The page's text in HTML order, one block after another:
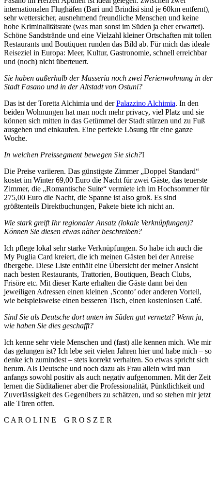
internationalen Flughäfen (Bari und Brindisi sind je 60km entfernt),
sehr wettersicher, ausnehmend freundliche Menschen und keine
hohe Kriminalitätsrate (was man sonst im Süden ja eher erwartet).
Schöne Sandstrände und eine Vielzahl kleiner Ortschaften mit tollen
Restaurants und Boutiquen runden das Bild ab. Für mich das ideale
Reiseziel in Europa: Meer, Kultur, Gastronomie, schnell erreichbar
und (noch) nicht überteuert.
Sie haben außerhalb der Masseria noch zwei Ferienwohnung in der
Stadt Fasano und in der Altstadt von Ostuni?
Das ist der Toretta Alchimia und derPalazzino Alchimia. In den
beiden Wohnungen hat man noch mehr privacy, viel Platz und sie
können sich mitten in das Getümmel der Stadt stürzen und zu Fuß
ausgehen und einkaufen. Eine perfekte Lösung für eine ganze
Woche.
In welchen Preissegment bewegen Sie sich?I
Die Preise variieren. Das günstigste Zimmer „Doppel Standard“
kostet im Winter 69,00 Euro die Nacht für zwei Gäste, das teuerste
Zimmer, die „Romantische Suite“ vermiete ich im Hochsommer für
275,00 Euro die Nacht, die Spanne ist also groß. Es sind
größtenteils Direktbuchungen, Pakete biete ich nicht an.
Wie stark greift Ihr regionaler Ansatz (lokale Verknüpfungen)?
Können Sie diesen etwas näher beschreiben?
Ich pflege lokal sehr starke Verknüpfungen. So habe ich auch die
My Puglia Card kreiert, die ich meinen Gästen bei der Anreise
übergebe. Diese Liste enthält eine Übersicht der meiner Ansicht
nach besten Restaurants, Trattorien, Boutiquen, Beach Clubs,
Frisöre etc. Mit dieser Karte erhalten die Gäste dann bei den
jeweiligen Adressen einen kleinen ‚Sconto’ oder anderen Vorteil,
wie beispielsweise einen besseren Tisch, einen kostenlosen Café.
Sind Sie als Deutsche dort unten im Süden gut vernetzt? Wenn ja,
wie haben Sie dies geschafft?
Ich kenne sehr viele Menschen und (fast) alle kennen mich. Wie mir
das gelungen ist? Ich lebe seit vielen Jahren hier und habe mich – so
denke ich zumindest – stets korrekt verhalten. So etwas spricht sich
herum. Als Deutsche und noch dazu als Frau allein wird man
anfangs sowohl positiv als auch negativ aufgenommen. Mit der Zeit
lernen die Süditaliener aber die Professionalität, Pünktlichkeit und
Zuverlässigkeit des Gegenübers zu schätzen, und so stehen mir jetzt
alle Türen offen.
C A R O L I N E G R O S Z E R